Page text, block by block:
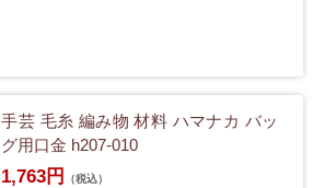
手芸 毛糸 編み物 材料 ハマナカ バッ
グ用口金 h207-010
1,763円 （税込）